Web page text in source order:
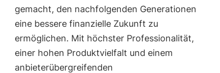
gemacht, den nachfolgenden Generationen
eine bessere finanzielle Zukunft zu
ermöglichen. Mit höchster Professionalität,
einer hohen Produktvielfalt und einem
anbieterübergreifenden